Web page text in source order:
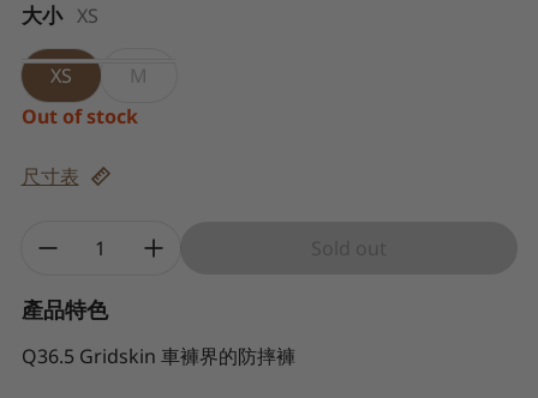
大小 XS
XS
M
Out of stock
尺寸表
Quantity:
產品特色
Q36.5 Gridskin 車褲界的防摔褲